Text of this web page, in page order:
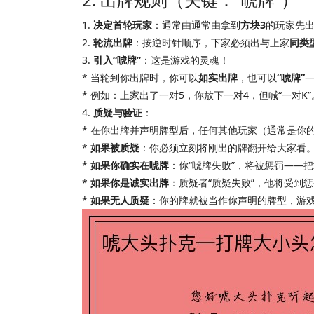
1. 决定首轮玩家 ：通常由通常由拿到方块3的玩家先
2. 轮流出牌 ：按逆时针顺序，下家必须出与上家同类
3. 引入“唬牌” ：这是游戏的灵魂！
* 当轮到你出牌时，你可以如实出牌 ，也可以“唬牌”
* 例如：上家出了一对5，你放下一对4，但喊“一对K”
4. 质疑与验证 ：
* 在你出牌并声明牌型后，任何其他玩家（通常是你
* 如果被质疑 ：你必须立刻将刚出的牌翻开给大家看
* 如果你确实在唬牌 ：你“唬牌失败”，将被惩罚——
* 如果你是诚实出牌 ：质疑者“质疑失败”，他将受
* 如果无人质疑 ：你的牌就被当作你声明的牌型，游